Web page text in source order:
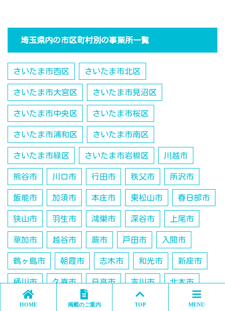
埼玉県内の市区町村別の事業所一覧
さいたま市西区 さいたま市北区
さいたま市大宮区 さいたま市見沼区
さいたま市中央区 さいたま市桜区
さいたま市浦和区 さいたま市南区
さいたま市緑区 さいたま市岩槻区 川越市
熊谷市 川口市 行田市 秩父市 所沢市
飯能市 加須市 本庄市 東松山市 春日部市
狭山市 羽生市 鴻巣市 深谷市 上尾市
草加市 越谷市 蕨市 戸田市 入間市
鶴ヶ島市 朝霞市 志木市 和光市 新座市
桶川市 久喜市 日高市 吉川市 北本市
八潮市 富士見市 三郷市 蓮田市 坂戸市
HOME 掲載のご案内 TOP MENU